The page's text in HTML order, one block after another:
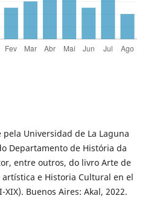
Universidad de La Laguna
Departamento de História da
entre outros, do livro Arte de
e Historia Cultural en el
Buenos Aires: Akal, 2022.